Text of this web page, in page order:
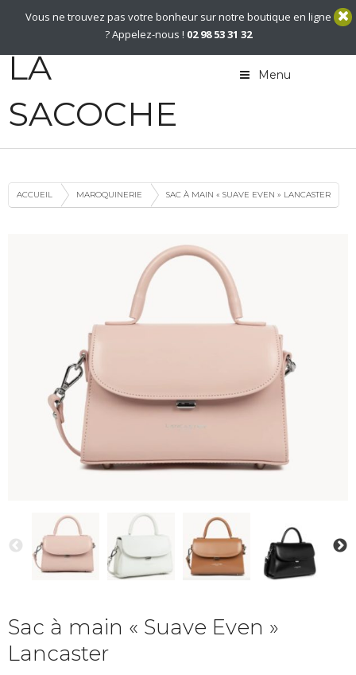
02 98 53 31 32
Contact
LA
SACOCHE
Menu
ACCUEIL MAROQUINERIE SAC À MAIN « SUAVE EVEN » LANCASTER
Sac à main « Suave Even »
Lancaster
Vous ne trouvez pas votre bonheur sur notre boutique en ligne
? Appelez-nous ! 02 98 53 31 32